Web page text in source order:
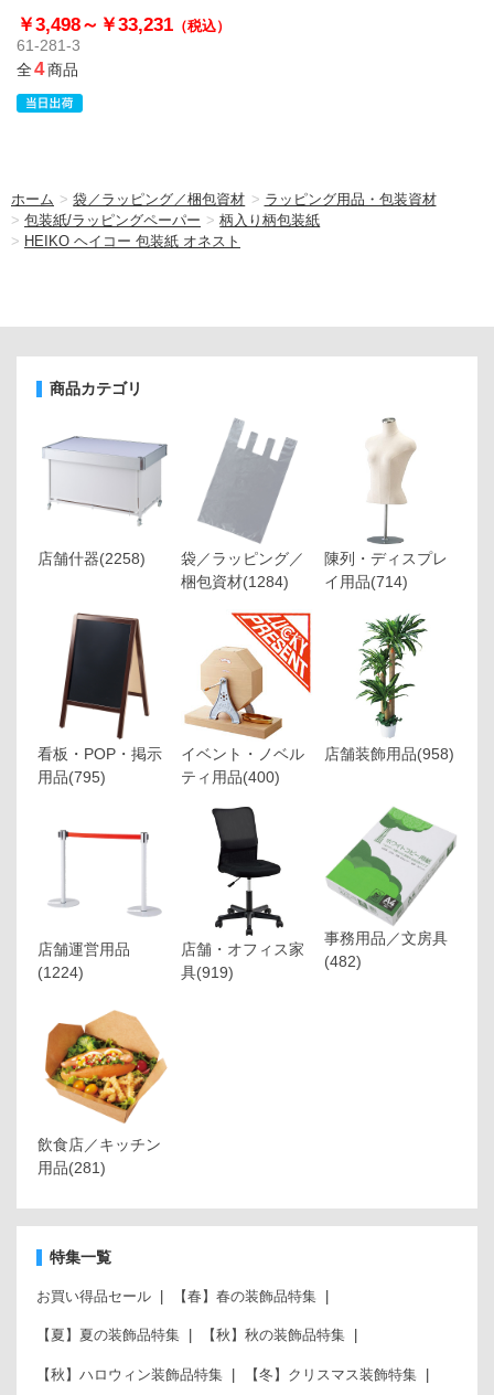
￥3,498～ ￥33,231 （税込）
61-281-3
全4商品
ホーム >袋／ラッピング／梱包資材 > ラッピング用品・包装資材
> 包装紙/ラッピングペーパー >柄入り柄包装紙
> HEIKO ヘイコー 包装紙 オネスト
商品カテゴリ
店舗什器(2258)
袋／ラッピング／
梱包資材(1284)
陳列・ディスプレ
イ用品(714)
看板・POP・掲示
用品(795)
イベント・ノベル
ティ用品(400)
店舗装飾用品(958)
店舗運営用品
(1224)
店舗・オフィス家
具(919)
事務用品／文房具
(482)
飲食店／キッチン
用品(281)
特集一覧
お買い得品セール 【春】春の装飾品特集
【夏】夏の装飾品特集 【秋】秋の装飾品特集
【秋】ハロウィン装飾品特集 【冬】クリスマス装飾特集